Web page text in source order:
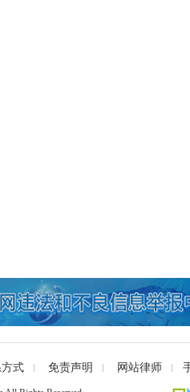
式 免责声明 网站律师